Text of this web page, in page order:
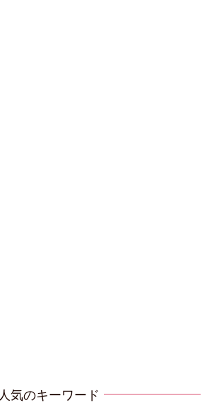
人気のキーワード